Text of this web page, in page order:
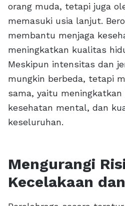
orang muda, tetapi juga
memasuki usia lanjut.
membantu menjaga
meningkatkan kualitas
Meskipun intensitas dan
mungkin berbeda, tetapi
sama, yaitu
kesehatan mental, dan
keseluruhan.
Mengurangi
Kecelakaan